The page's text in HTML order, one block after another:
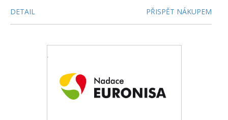
DETAIL PŘISPĚT NÁKUPEM